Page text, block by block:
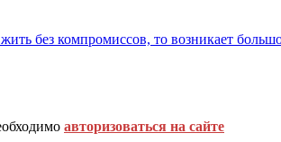
без компромиссов, то возникает
авторизоваться на сайте